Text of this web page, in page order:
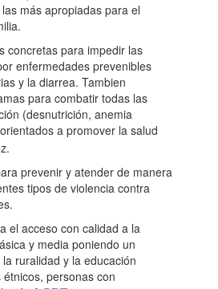
más apropiadas para el
concretas para impedir las
enfermedades prevenibles
y la diarrea. Tambien
para combatir todas las
(desnutrición, anemia
a promover la salud
prevenir y atender de manera
tipos de violencia contra
el acceso con calidad a la
y media poniendo un
ruralidad y la educación
personas con